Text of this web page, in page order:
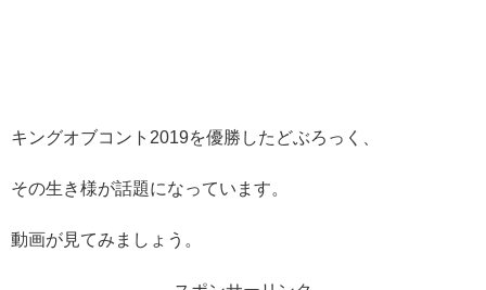
キングオブコント2019を優勝したどぶろっく、
その生き様が話題になっています。
動画が見てみましょう。